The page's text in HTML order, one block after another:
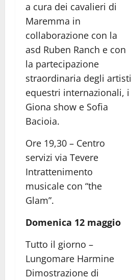
a cura dei cavalieri di
Maremma in
collaborazione con la
asd Ruben Ranch e con
la partecipazione
straordinaria degli artisti
equestri internazionali, i
Giona show e Sofia
Bacioia.
Ore 19,30 – Centro
servizi via Tevere
Intrattenimento
musicale con “the
Glam”.
Domenica 12 maggio
Tutto il giorno –
Lungomare Harmine
Dimostrazione di